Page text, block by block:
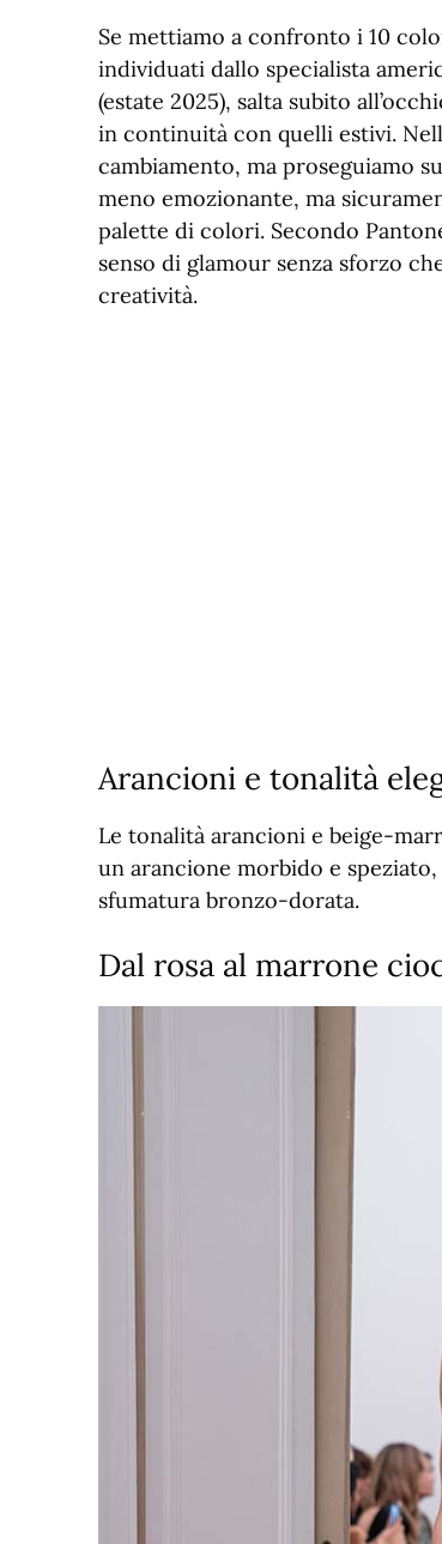
Se mettiamo a confronto i 10
individuati dallo specialista
(estate 2025), salta subito
in continuità con quelli estivi.
cambiamento, ma proseguiamo
meno emozionante, ma
palette di colori. Secondo
senso di glamour senza sforzo
creatività.
Arancioni e tonalità
Le tonalità arancioni e beige-
un arancione morbido e
sfumatura bronzo-dorata.
Dal rosa al marrone